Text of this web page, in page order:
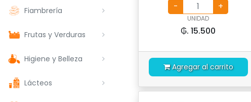
Fiambrería
Frutas y Verduras
Higiene y Belleza
Lácteos
UNIDAD
₲. 15.500
Agregar al carrito